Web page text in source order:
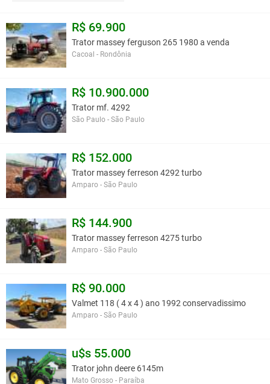
R$ 69.900
Trator massey ferguson 265 1980 a venda
Cacoal - Rondônia
R$ 10.900.000
Trator mf. 4292
São Paulo - São Paulo
R$ 152.000
Trator massey ferreson 4292 turbo
Amparo - São Paulo
R$ 144.900
Trator massey ferreson 4275 turbo
Amparo - São Paulo
R$ 90.000
Valmet 118 ( 4 x 4 ) ano 1992 conservadissimo
Amparo - São Paulo
u$s 55.000
Trator john deere 6145m
Mato Grosso - Paraíba